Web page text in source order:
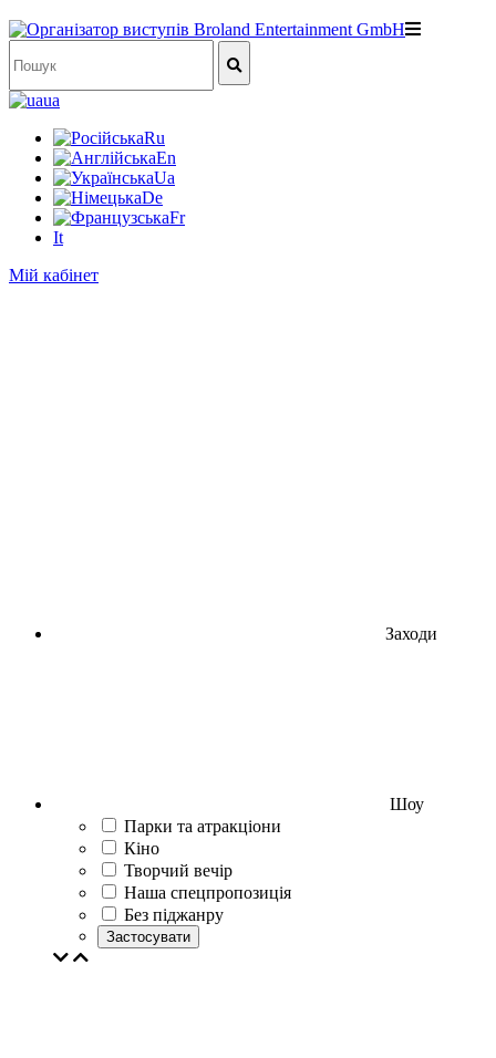
ua
Ru
En
Ua
De
Fr
It
Мій кабінет
Заходи
Шоу
Парки та атракціони
Кіно
Творчий вечір
Наша спецпропозиція
Без піджанру
Застосувати